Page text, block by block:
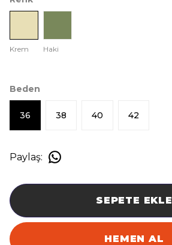
Krem Haki
Beden
36 38 40 42
Paylaş:
SEPETE EKLE
HEMEN AL